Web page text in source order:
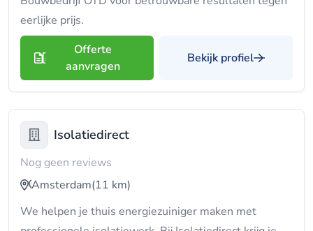
eerlijke prijs.
Offerte
aanvragen
Bekijk profiel
Isolatiedirect
Nog geen reviews
Amsterdam(11 km)
We helpen je thuis energiezuiniger maken met